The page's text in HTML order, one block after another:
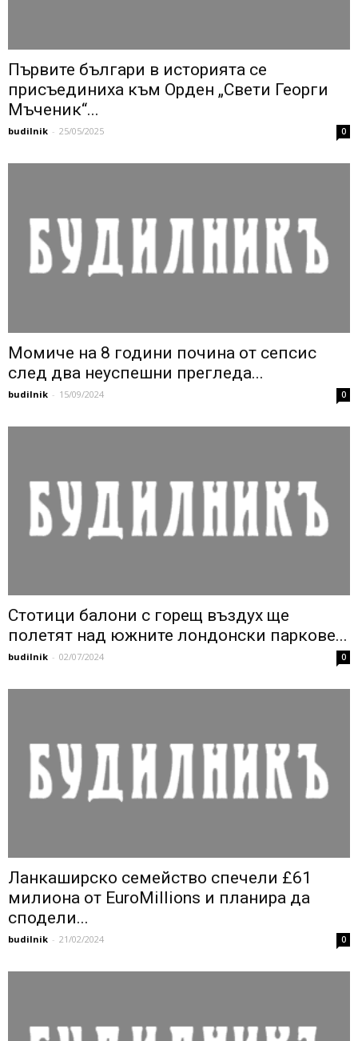
Първите българи в историята се
присъединиха към Орден „Свети Георги
Мъченик“...
budilnik - 25/05/2025 0
Момиче на 8 години почина от сепсис
след два неуспешни прегледа...
budilnik - 15/09/2024 0
Стотици балони с горещ въздух ще
полетят над южните лондонски паркове...
budilnik - 02/07/2024 0
Ланкаширско семейство спечели £61
милиона от EuroMillions и планира да
сподели...
budilnik - 21/02/2024 0